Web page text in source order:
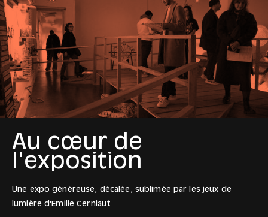
Au cœur de
l'exposition
Une expo généreuse, décalée, sublimée par les jeux de
lumière d'Emilie Cerniaut